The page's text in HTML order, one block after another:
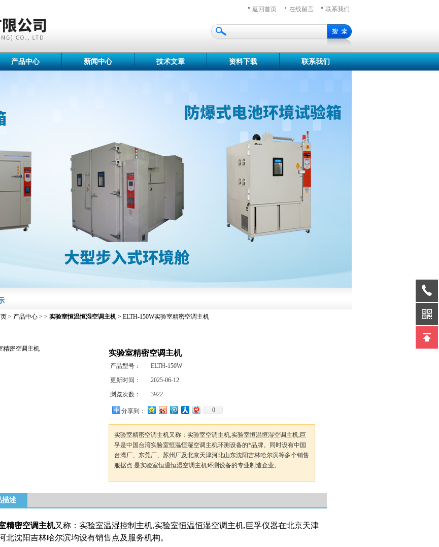
返回首页 在线留言 联系我们
产品中心 新闻中心 技术文章 资料下载 联系我们
> 产品中心 > > 实验室恒温恒湿空调主机> ELTH-150W实验室精密空调主机
实验室精密空调主机
产品型号：
ELTH-150W
更新时间：
2025-06-12
浏览次数：
3922
分享到： 0
实验室精密空调主机又称：实验室空调主机,实验室恒温恒湿空调主机,巨
孚是中国台湾实验室恒温恒湿空调主机环测设备的*品牌。同时设有中国
台湾厂、东莞厂、苏州厂及北京天津河北山东沈阳吉林哈尔滨等多个销售
服据点.是实验室恒温恒湿空调主机环测设备的专业制造企业。
描述
精密空调主机又称：实验室温湿控制主机,实验室恒温恒湿空调主机,巨孚仪器在北京天津
北沈阳吉林哈尔滨均设有销售点及服务机构。